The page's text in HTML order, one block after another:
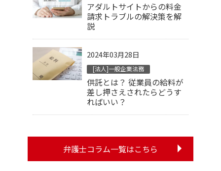
アダルトサイトからの料金
請求トラブルの解決策を解
説
2024年03月28日
[法人]一般企業法務
供託とは？ 従業員の給料が
差し押さえされたらどうす
ればいい？
弁護士コラム一覧はこちら